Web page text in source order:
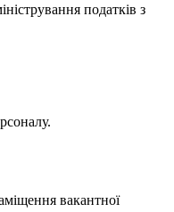
податків з
вакантної